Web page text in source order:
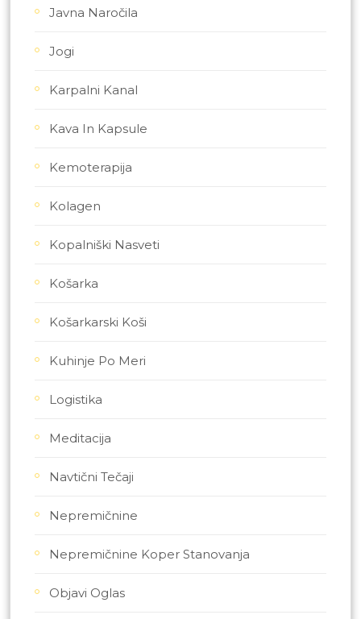
Javna Naročila
Jogi
Karpalni Kanal
Kava In Kapsule
Kemoterapija
Kolagen
Kopalniški Nasveti
Košarka
Košarkarski Koši
Kuhinje Po Meri
Logistika
Meditacija
Navtični Tečaji
Nepremičnine
Nepremičnine Koper Stanovanja
Objavi Oglas